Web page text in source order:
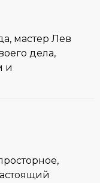
мастер Лев
дела,
и